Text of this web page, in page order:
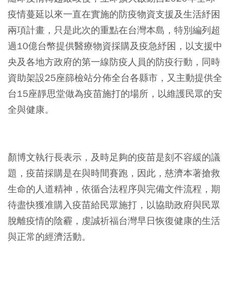
疫情蔓延以來一直在實施的防疫物資支援及生活紓困
兩項計畫，只是此次的重點在台灣本島，特別編列超
過10億台幣提供醫療物資採購及疫急紓困，以支援中
央及各地方政府的第一線防疫人員的防疫行動，同時
資助架設25座篩檢站分佈全台各縣市，又主動提供全
台15座靜思堂做為疫苗施打的場所，以維護民眾的安
全與健康。
顏博文執行長表示，及時足夠的疫苗是刻不容緩的議
題，疫苗採購是在與時間賽跑，因此，慈濟本著搶救
生命的人道精神，依循合法程序與完備文件流程，期
待盡快獲准購入疫苗給民眾施打，以協助政府與民眾
脫離疫情的陰霾，虔誠祈福台灣早日恢復健康的生活
與正常的經濟活動。